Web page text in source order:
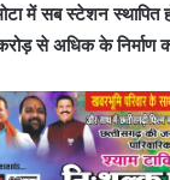
में सब स्टेशन स्थापित
से अधिक के निर्माण